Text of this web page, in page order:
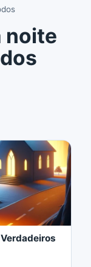
noite